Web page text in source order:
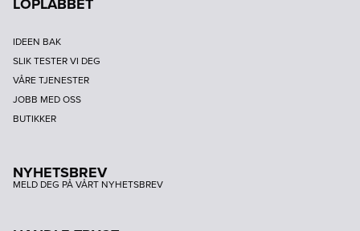
IDEEN BAK
SLIK TESTER VI DEG
VÅRE TJENESTER
JOBB MED OSS
BUTIKKER
NYHETSBREV
MELD DEG PÅ VÅRT NYHETSBREV